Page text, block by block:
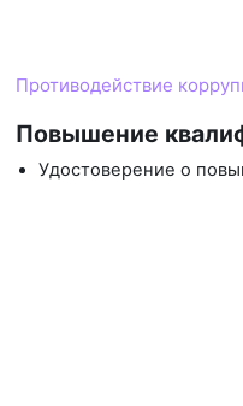
Противодействие
Повышение
Удостоверение о